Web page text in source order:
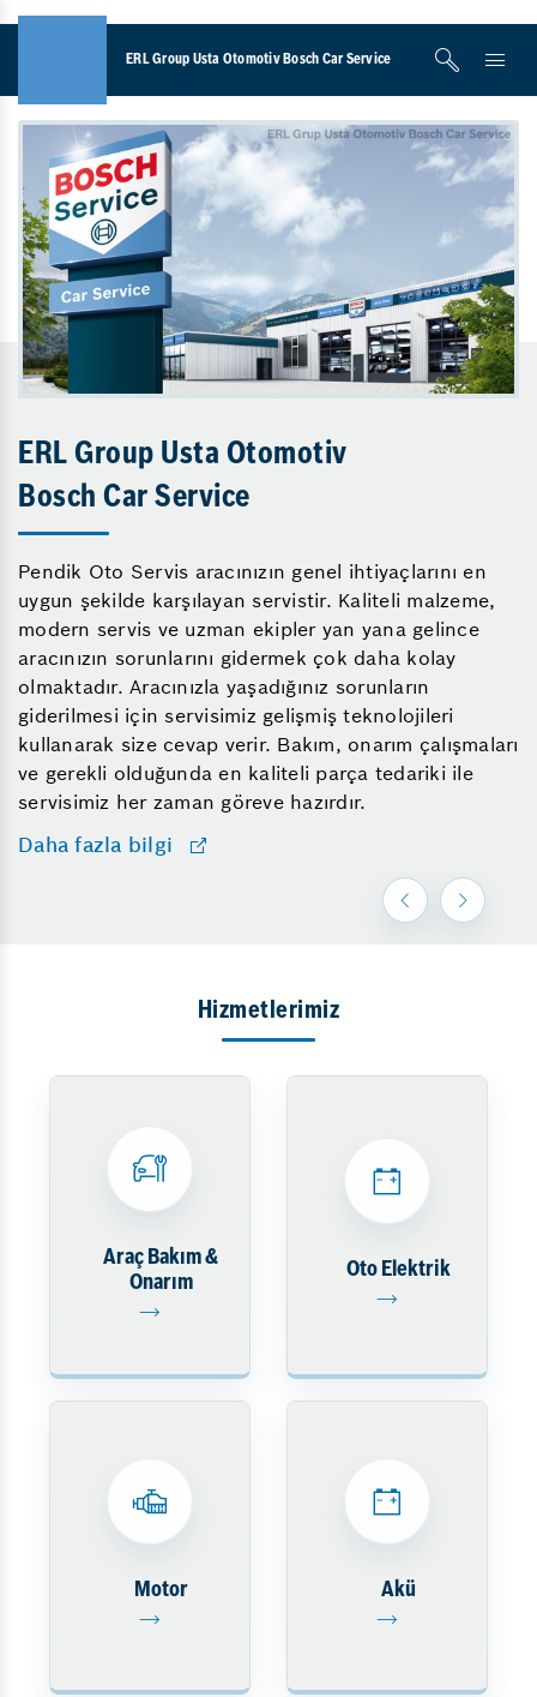
ERL Group Usta Otomotiv Bosch Car Service
ERL Group Usta Otomotiv
Bosch Car Service
Pendik Oto Servis aracınızın genel ihtiyaçlarını en
uygun şekilde karşılayan servistir. Kaliteli malzeme,
modern servis ve uzman ekipler yan yana gelince
aracınızın sorunlarını gidermek çok daha kolay
olmaktadır. Aracınızla yaşadığınız sorunların
giderilmesi için servisimiz gelişmiş teknolojileri
kullanarak size cevap verir. Bakım, onarım çalışmaları
ve gerekli olduğunda en kaliteli parça tedariki ile
servisimiz her zaman göreve hazırdır.
Daha fazla bilgi
Hizmetlerimiz
Araç Bakım &
Onarım
Oto Elektrik
Motor Akü